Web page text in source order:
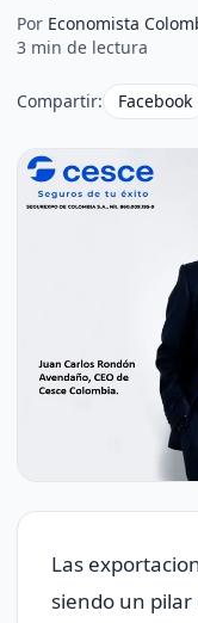
Por Economista
3 min de lectura
Compartir: Facebook
Las
siendo un pilar